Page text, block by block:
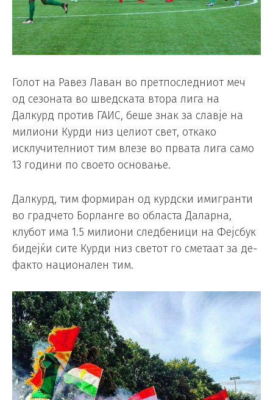
Голот на Равез Лаван во претпоследниот меч
од сезоната во шведската втора лига на
Далкурд против ГАИС, беше знак за славје на
милиони Курди низ целиот свет, откако
исклучителниот тим влезе во првата лига само
13 години по своето основање.
Далкурд, тим формиран од курдски имигранти
во градчето Борланге во областа Даларна,
клубот има 1.5 милиони следбеници на Фејсбук
бидејќи сите Курди низ светот го сметаат за де-
факто национален тим.